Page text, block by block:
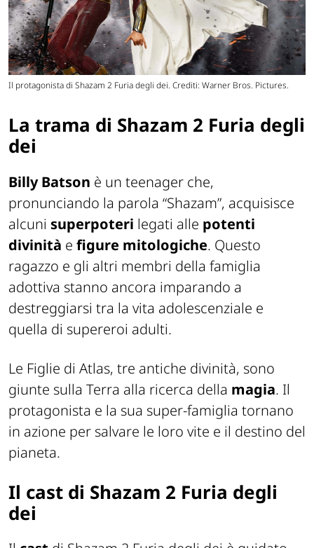
Il protagonista di Shazam 2 Furia degli dei. Crediti: Warner Bros. Pictures.
La trama di Shazam 2 Furia degli
dei
Billy Batson è un teenager che,
pronunciando la parola “Shazam”, acquisisce
alcuni superpoteri legati alle potenti
divinità e figure mitologiche. Questo
ragazzo e gli altri membri della famiglia
adottiva stanno ancora imparando a
destreggiarsi tra la vita adolescenziale e
quella di supereroi adulti.
Le Figlie di Atlas, tre antiche divinità, sono
giunte sulla Terra alla ricerca della magia. Il
protagonista e la sua super-famiglia tornano
in azione per salvare le loro vite e il destino del
pianeta.
Il cast di Shazam 2 Furia degli
dei